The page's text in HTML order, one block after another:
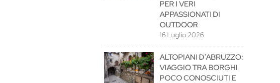
PER I VERI
APPASSIONATI DI
OUTDOOR
16 Luglio 2026
ALTOPIANI D’ABRUZZO:
VIAGGIO TRA BORGHI
POCO CONOSCIUTI E